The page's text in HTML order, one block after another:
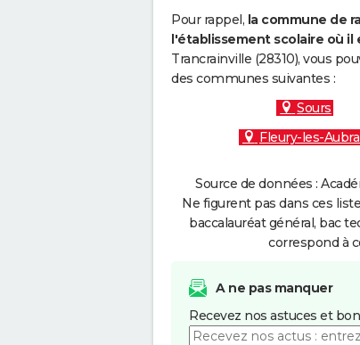
Pour rappel, la commune de
l'établissement scolaire où il
Trancrainville (28310), vous
des communes suivantes :
Sours
Fleury-les-
Source de données :
Ne figurent pas dans ces
baccalauréat général, bac
correspond à
A ne pas manquer
Recevez nos astuces et